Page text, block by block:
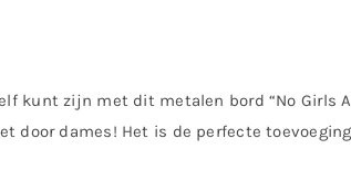
kunt zijn met dit metalen bord “No Girls
dames! Het is de perfecte